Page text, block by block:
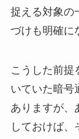
捉える対象の
づけも明確に
こうした前提
いていた暗号
ありますが、
しておけば